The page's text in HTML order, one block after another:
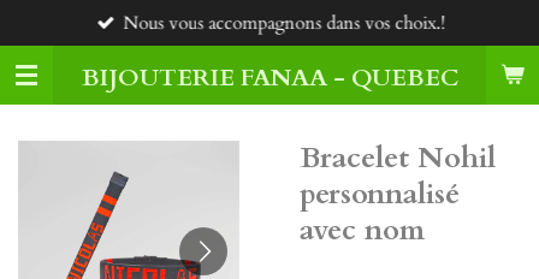
au
contenu
principal
BIJOUTERIE FANAA - QUEBEC
Nous vous accompagnons dans vos choix.!
Bracelet Nohil
personnalisé
avec nom